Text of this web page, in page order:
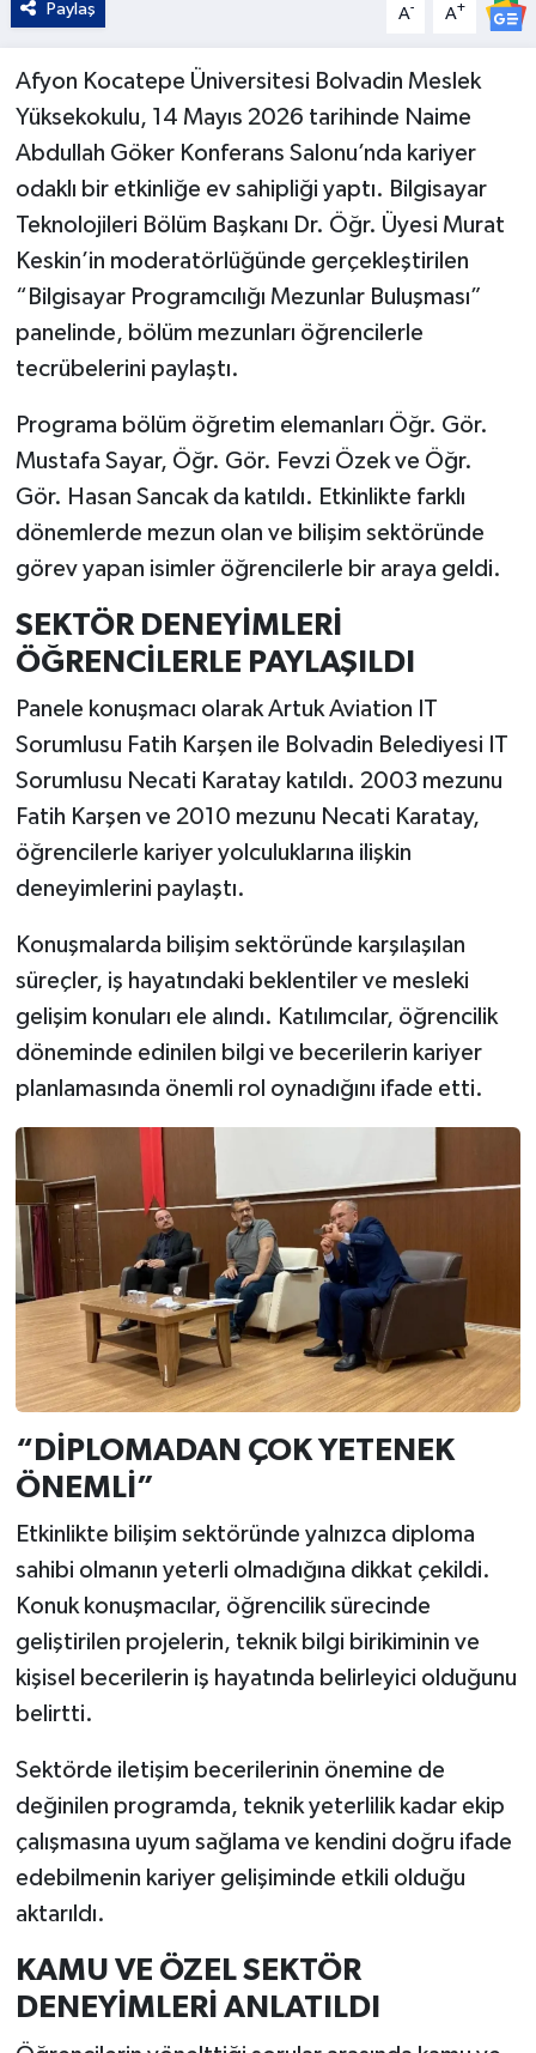
Paylaş A- A+
Afyon Kocatepe Üniversitesi Bolvadin Meslek
Yüksekokulu, 14 Mayıs 2026 tarihinde Naime
Abdullah Göker Konferans Salonu’nda kariyer
odaklı bir etkinliğe ev sahipliği yaptı. Bilgisayar
Teknolojileri Bölüm Başkanı Dr. Öğr. Üyesi Murat
Keskin’in moderatörlüğünde gerçekleştirilen
“Bilgisayar Programcılığı Mezunlar Buluşması”
panelinde, bölüm mezunları öğrencilerle
tecrübelerini paylaştı.
Programa bölüm öğretim elemanları Öğr. Gör.
Mustafa Sayar, Öğr. Gör. Fevzi Özek ve Öğr.
Gör. Hasan Sancak da katıldı. Etkinlikte farklı
dönemlerde mezun olan ve bilişim sektöründe
görev yapan isimler öğrencilerle bir araya geldi.
SEKTÖR DENEYİMLERİ
ÖĞRENCİLERLE PAYLAŞILDI
Panele konuşmacı olarak Artuk Aviation IT
Sorumlusu Fatih Karşen ile Bolvadin Belediyesi IT
Sorumlusu Necati Karatay katıldı. 2003 mezunu
Fatih Karşen ve 2010 mezunu Necati Karatay,
öğrencilerle kariyer yolculuklarına ilişkin
deneyimlerini paylaştı.
Konuşmalarda bilişim sektöründe karşılaşılan
süreçler, iş hayatındaki beklentiler ve mesleki
gelişim konuları ele alındı. Katılımcılar, öğrencilik
döneminde edinilen bilgi ve becerilerin kariyer
planlamasında önemli rol oynadığını ifade etti.
“DİPLOMADAN ÇOK YETENEK
ÖNEMLİ”
Etkinlikte bilişim sektöründe yalnızca diploma
sahibi olmanın yeterli olmadığına dikkat çekildi.
Konuk konuşmacılar, öğrencilik sürecinde
geliştirilen projelerin, teknik bilgi birikiminin ve
kişisel becerilerin iş hayatında belirleyici olduğunu
belirtti.
Sektörde iletişim becerilerinin önemine de
değinilen programda, teknik yeterlilik kadar ekip
çalışmasına uyum sağlama ve kendini doğru ifade
edebilmenin kariyer gelişiminde etkili olduğu
aktarıldı.
KAMU VE ÖZEL SEKTÖR
DENEYİMLERİ ANLATILDI